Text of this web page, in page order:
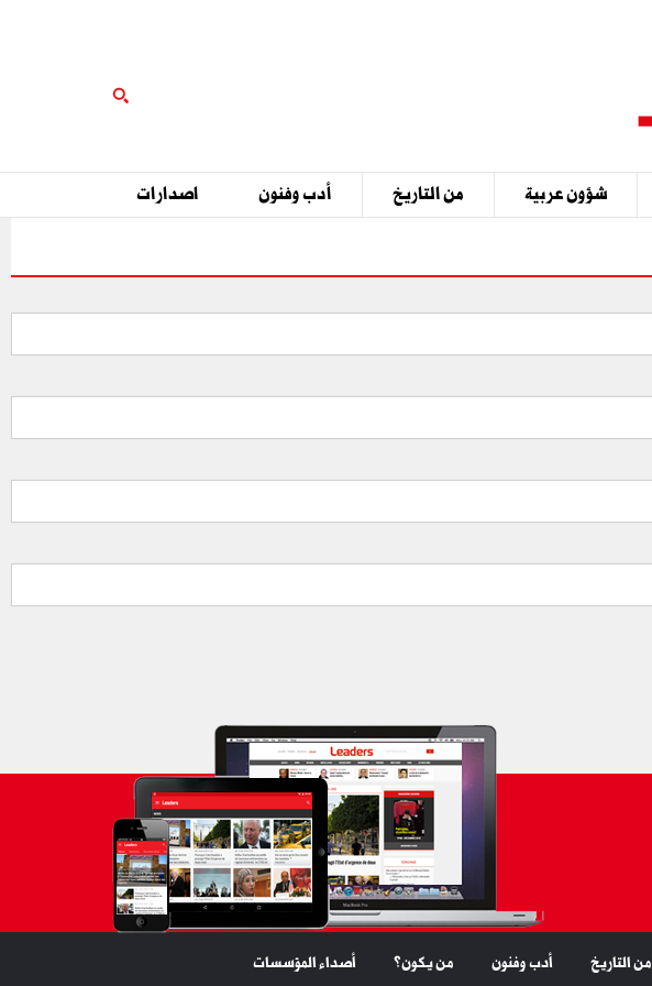
شؤون عربية من التاريخ أدب وفنون اصدارات
من التاريخ أدب وفنون من يكون؟ أصداء المؤسسات